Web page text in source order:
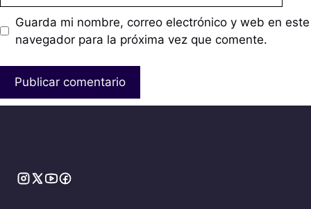
Guarda mi nombre, correo electrónico y web en este
navegador para la próxima vez que comente.